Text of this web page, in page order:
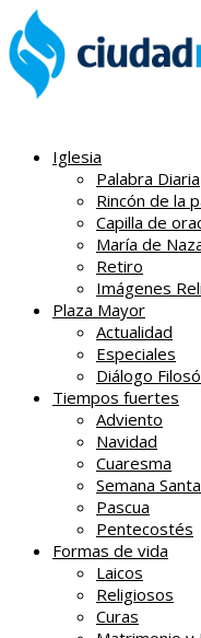
Iglesia
Palabra Diaria
Rincón de la
Capilla de
María de
Retiro
Imágenes
Plaza Mayor
Actualidad
Especiales
Diálogo
Tiempos fuertes
Adviento
Navidad
Cuaresma
Semana Santa
Pascua
Pentecostés
Formas de vida
Laicos
Religiosos
Curas